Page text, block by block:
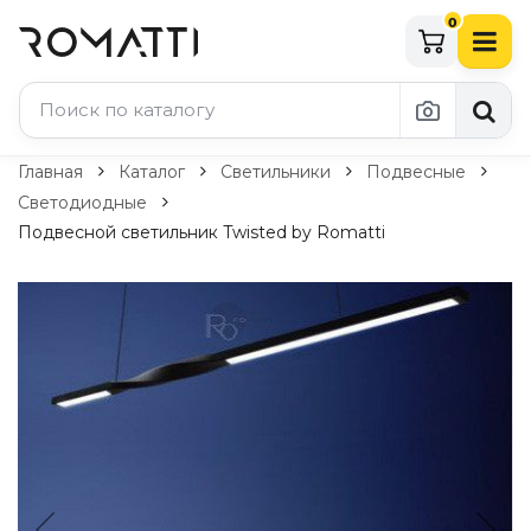
0
Каталог Romatti
Свет и освещение
Потолочные светильники
Бра и настенные светильники
Настольные лампы
Комплектующие
Главная Каталог Светильники
Подвесные
Светодиодные
Подвесной светильник Twisted by Romatti